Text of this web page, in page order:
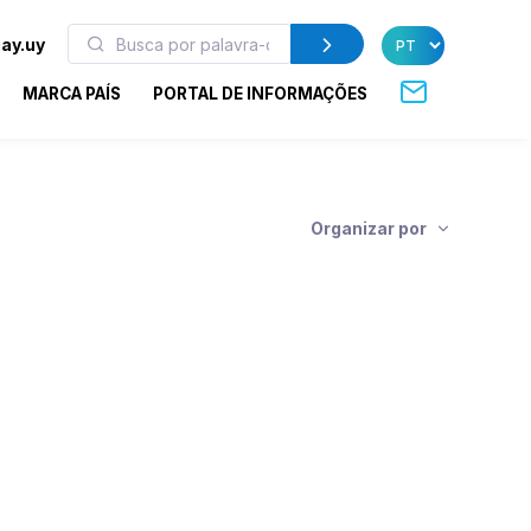
MARCA PAÍS PORTAL DE INFORMAÇÕES
Organizar por